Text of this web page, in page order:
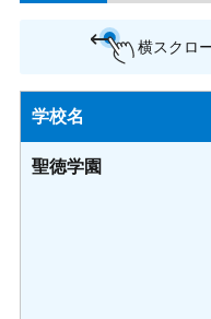
横スクロ
学校名
聖徳学園